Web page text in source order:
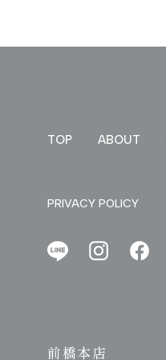
TOP ABOUT
PRIVACY POLICY
前橋本店